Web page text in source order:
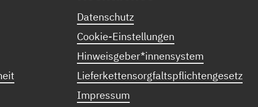
Datenschutz
Cookie-Einstellungen
Hinweisgeber*innensystem
Lieferkettensorgfaltspflichtengesetz
Impressum